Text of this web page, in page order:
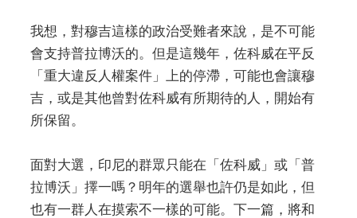
我想，對穆吉這樣的政治受難者來說，是不可能
會支持普拉博沃的。但是這幾年，佐科威在平反
「重大違反人權案件」上的停滯，可能也會讓穆
吉，或是其他曾對佐科威有所期待的人，開始有
所保留。
面對大選，印尼的群眾只能在「佐科威」或「普
拉博沃」擇一嗎？明年的選舉也許仍是如此，但
也有一群人在摸索不一樣的可能。下一篇，將和